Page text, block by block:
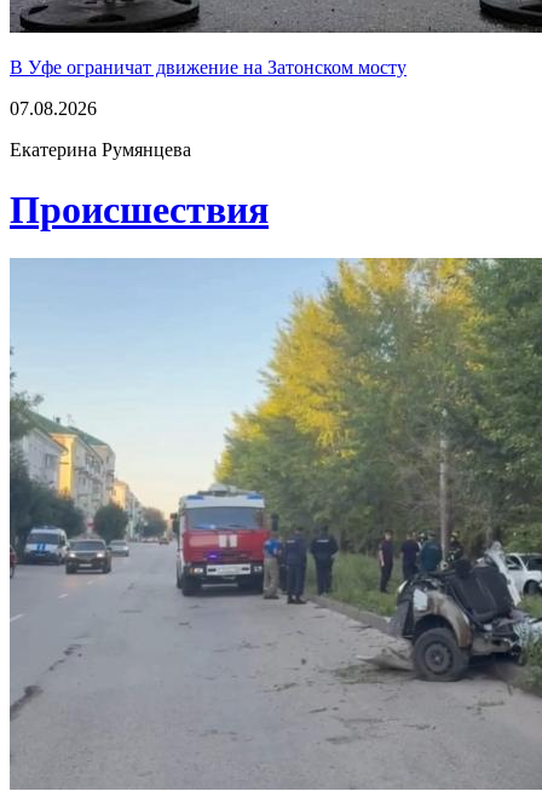
В Уфе ограничат движение на Затонском мосту
07.08.2026
Екатерина Румянцева
Проиcшествия